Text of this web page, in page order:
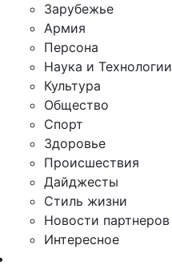
Зарубежье
Армия
Персона
Наука и Технологии
Культура
Общество
Спорт
Здоровье
Происшествия
Дайджесты
Стиль жизни
Новости партнеров
Интересное